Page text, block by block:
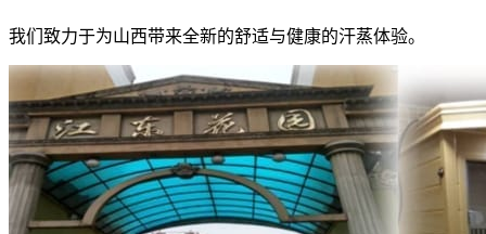
我们致力于为山西带来全新的舒适与健康的汗蒸体验。